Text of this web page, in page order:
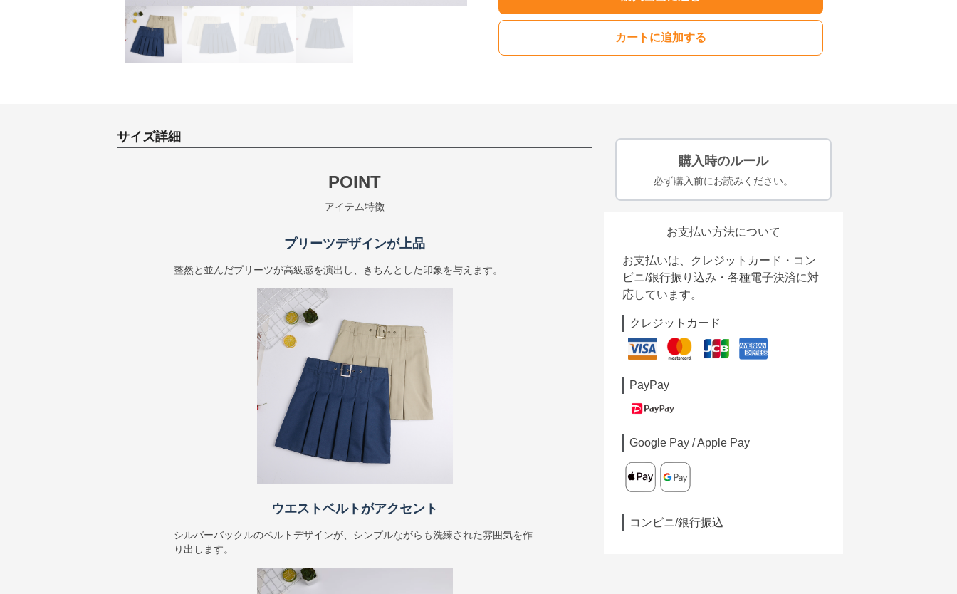
カートに追加する
サイズ詳細
POINT
アイテム特徴
プリーツデザインが上品
整然と並んだプリーツが高級感を演出し、きちんとした印象を与えます。
ウエストベルトがアクセント
シルバーバックルのベルトデザインが、シンプルながらも洗練された雰囲気を作
り出します。
購入時のルール
必ず購入前にお読みください。
お支払い方法について
お支払いは、クレジットカード・コン
ビニ/銀行振り込み・各種電子決済に対
応しています。
クレジットカード
PayPay
Google Pay / Apple Pay
コンビニ/銀行振込